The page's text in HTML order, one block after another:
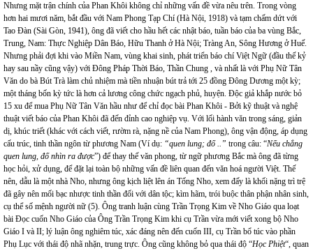
Nhưng mặt trận chính của Phan Khôi không chỉ những vấn đề vừa nêu trên. Trong vòng
hơn hai mươi năm, bắt đầu với Nam Phong Tạp Chí (Hà Nội, 1918) và tạm chấm dứt với
Tao Đàn (Sài Gòn, 1941), ông đã viết cho hầu hết các nhật báo, tuần báo của ba vùng Bắc,
Trung, Nam: Thực Nghiệp Dân Báo, Hữu Thanh ở Hà Nội; Tràng An, Sông Hương ở Huế.
Nhưng phải đợi khi vào Miền Nam, vùng khai sinh, phát triển báo chí Việt Ngữ (đầu thế kỷ
hay sau nầy cũng vậy) với Đông Pháp Thời Báo, Thần Chung , và nhất là với Phụ Nữ Tân
Văn do bà Bút Trà làm chủ nhiệm mà tiền nhuận bút trả tới 25 đồng Đông Dương một kỳ;
một tháng bốn kỳ tức là hơn cả lương công chức ngạch phủ, huyện. Độc giả khắp nước bỏ
15 xu để mua Phụ Nữ Tân Văn hầu như để chỉ đọc bài Phan Khôi - Bởi kỹ thuật và nghệ
thuật viết báo của Phan Khôi đã đến đỉnh cao nghiệp vụ. Với lối hành văn trong sáng, giản
dị, khúc triết (khác với cách viết, rườm rà, nặng nề của Nam Phong), ông vận động, áp dụng
cấu trúc, tinh thần ngôn từ phương Nam (Ví dụ: “quen lung; đố ..” trong câu: “Nếu chẳng
quen lung, đố nhìn ra được”) để thay thế văn phong, từ ngữ phương Bắc mà ông đã từng
học hỏi, xử dụng, để đặt lại toàn bộ những vấn đề liên quan đến văn hoá người Việt. Thế
nên, dẫu là một nhà Nho, nhưng ông kịch liệt lên án Tống Nho, xem đấy là khối nặng trì trệ
đã gây nên mối bạc nhược tinh thần đối với dân tộc; kìm hãm, trói buộc thân phận nhân sinh,
cụ thể số mệnh người nữ (5). Ông tranh luận cùng Trần Trọng Kim về Nho Giáo qua loạt
bài Đọc cuốn Nho Giáo của Ông Trần Trọng Kim khi cụ Trần vừa mới viết xong bộ Nho
Giáo I và II; lý luận ông nghiêm túc, xác đáng nên đến cuốn III, cụ Trần bổ túc vào phần
Phụ Lục với thái độ nhã nhặn, trung trực. Ông cũng không bỏ qua thái độ “Học Phiệt“, quan